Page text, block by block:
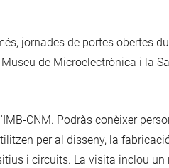
jornades de portes obertes
de Microelectrònica i la
CNM. Podràs conèixer
per al disseny, la
i circuits. La visita inclou un